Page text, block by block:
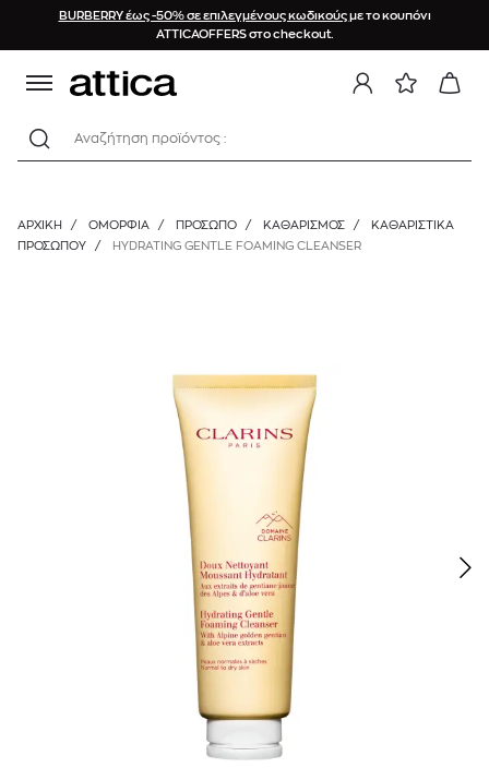
BURBERRY έως -50% σε επιλεγμένους κωδικούςμε το κουπόνι
ATTICAOFFERS στο checkout.
Αναζήτηση προϊόντος :
ΑΡΧΙΚΉ / ΟΜΟΡΦΙΑ / ΠΡΟΣΩΠΟ / ΚΑΘΑΡΙΣΜΌΣ /
ΚΑΘΑΡΙΣΤΙΚΆ
ΠΡΟΣΏΠΟΥ
/ HYDRATING GENTLE FOAMING CLEANSER